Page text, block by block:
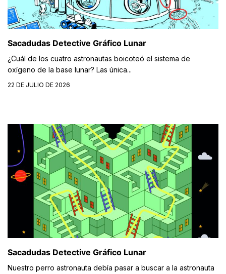
Sacadudas Detective Gráfico Lunar
¿Cuál de los cuatro astronautas boicoteó el sistema de
oxígeno de la base lunar? Las única...
22 DE JULIO DE 2026
Sacadudas Detective Gráfico Lunar
Nuestro perro astronauta debía pasar a buscar a la astronauta